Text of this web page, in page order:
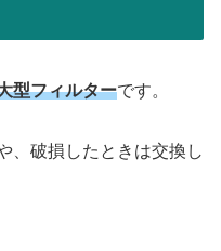
型フィルターです。
、破損したときは交換し